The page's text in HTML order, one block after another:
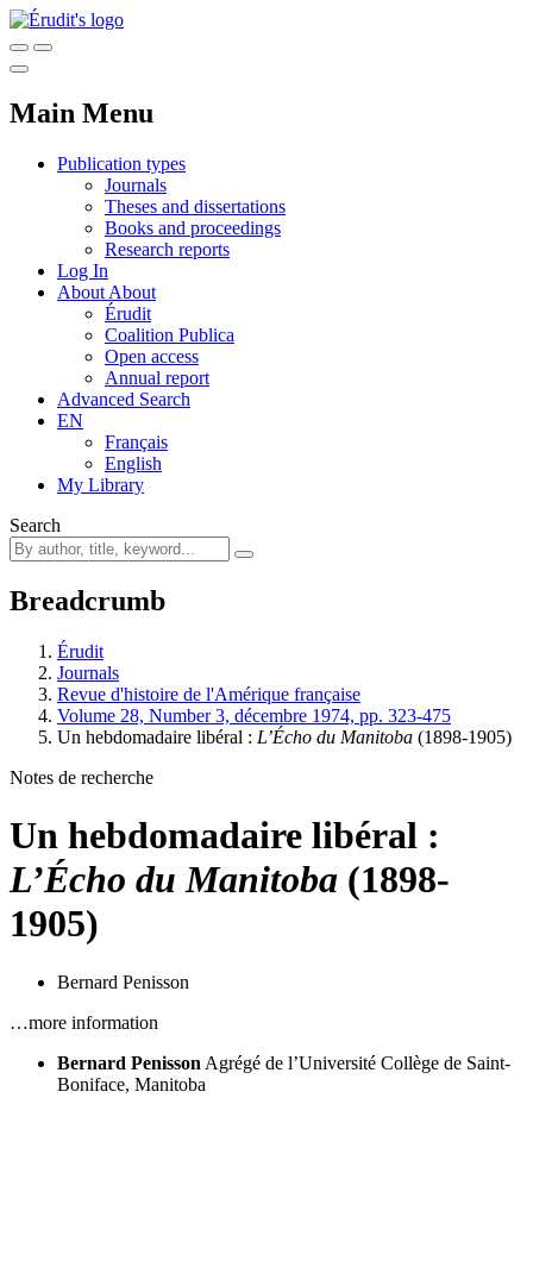
Main Menu
Publication types
Journals
Theses and dissertations
Books and proceedings
Research reports
Log In
About About
Érudit
Coalition Publica
Open access
Annual report
Advanced Search
EN
Français
English
My Library
Search
Breadcrumb
Érudit
Journals
Revue d'histoire de l'Amérique française
Volume 28, Number 3, décembre 1974, pp. 323-475
Un hebdomadaire libéral : L’Écho du Manitoba (1898-1905)
Notes de recherche
Un hebdomadaire libéral :
L’Écho du Manitoba (1898-
1905)
Bernard Penisson
…more information
Bernard Penisson Agrégé de l’Université Collège de Saint-
Boniface, Manitoba